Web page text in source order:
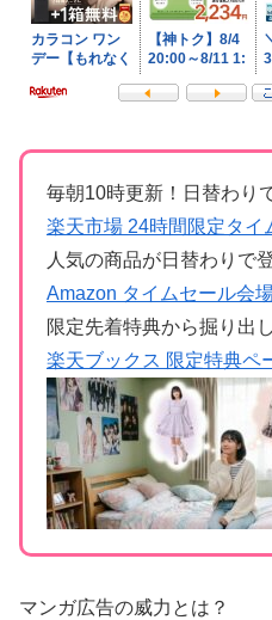
毎朝10時更新！日替わり
楽天市場 24時間限定タイ
人気の商品が日替わりで
Amazon タイムセール会
限定先着特典から掘り出
楽天ブックス 限定特典ペ
マンガ広告の威力とは？